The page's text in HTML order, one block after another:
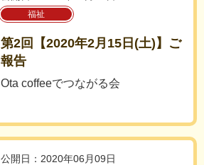
福祉
第2回【2020年2月15日(土)】ご
報告
Ota coffeeでつながる会
公開日：2020年06月09日